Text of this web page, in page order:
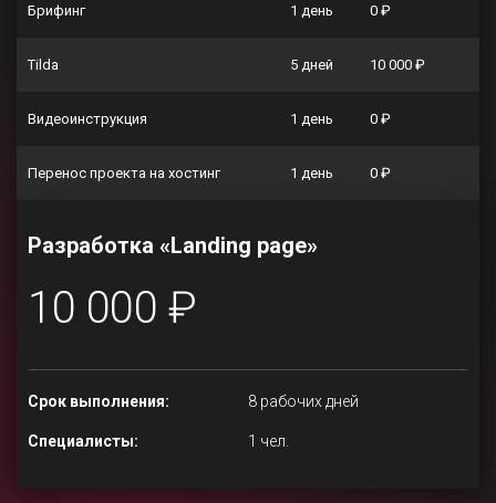
Брифинг 1 день 0 ₽
Tilda 5 дней 10 000 ₽
Видеоинструкция 1 день 0 ₽
Перенос проекта на хостинг 1 день 0 ₽
Разработка «Landing page»
10 000 ₽
Срок выполнения: 8 рабочих дней
Специалисты: 1 чел.